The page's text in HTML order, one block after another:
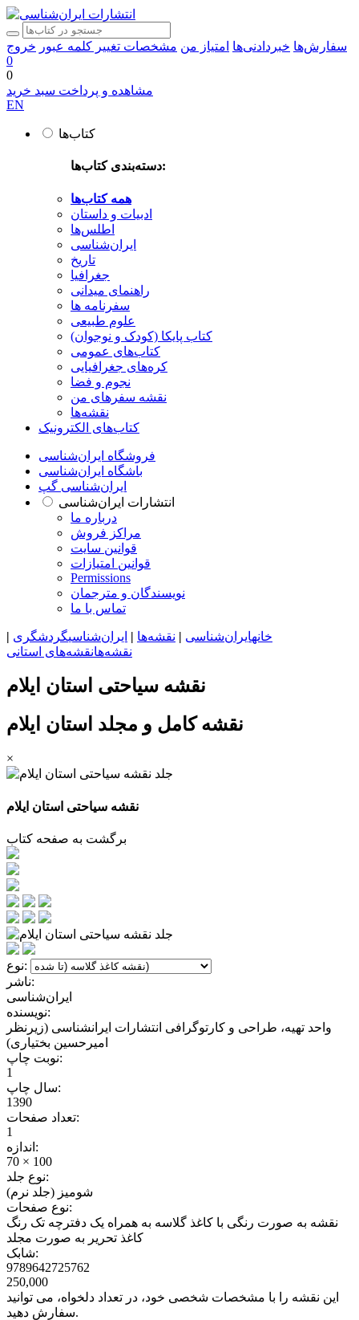
سفارش‌ها خبردادنی‌ها امتیاز من مشخصات تغییر کلمه عبور خروج
0
0
مشاهده و پرداخت سبد خرید
EN
کتاب‌ها
دسته‌بندی کتاب‌ها:
همه کتاب‌ها
ادبیات و داستان
اطلس‌ها
ایران‌شناسی
تاریخ
جغرافیا
راهنمای میدانی
سفرنامه‌ ها
علوم طبیعی
کتاب‌ پایکا (کودک و نوجوان)
کتاب‌های عمومی
کره‌های جغرافیایی
نجوم و فضا
نقشه سفرهای من
نقشه‌ها
کتاب‌های الکترونیک
فروشگاه ایران‌شناسی
باشگاه ایران‌شناسی
ایران‌شناسی گپ
انتشارات ایران‌شناسی
درباره ما
مراکز فروش
قوانین سایت
قوانین امتیازات
Permissions
نویسندگان و مترجمان
تماس با ما
خانهایران‌شناسی | نقشه‌ها | ایران‌شناسیگردشگری |
نقشه‌هانقشه‌های استانی
نقشه سیاحتی استان ایلام
نقشه کامل و مجلد استان ایلام
×
نقشه سیاحتی استان ایلام
برگشت به صفحه کتاب
نوع:
ناشر:
ایران‌شناسی
نویسنده:
واحد تهیه، طراحی و کارتوگرافی انتشارات ایرانشناسی (زیرنظر
امیرحسین بختیاری)
نوبت چاپ:
1
سال چاپ:
1390
تعداد صفحات:
1
اندازه:
70 × 100
نوع جلد:
شومیز (جلد نرم)
نوع صفحات:
نقشه به صورت رنگی با کاغذ گلاسه به همراه یک دفترچه تک رنگ
کاغذ تحریر به صورت مجلد
شابک:
9789642725762
250,000
این نقشه را با مشخصات شخصی خود، در تعداد دلخواه، می توانید
سفارش دهید.